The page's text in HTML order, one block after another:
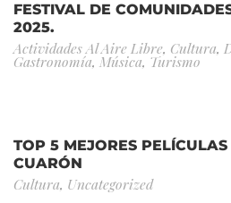
FESTIVAL DE
2025.
Actividades Al Aire Libre, Cultura,
Gastronomía, Música, Turismo
TOP 5 MEJORES
CUARÓN
Cultura, Uncategorized